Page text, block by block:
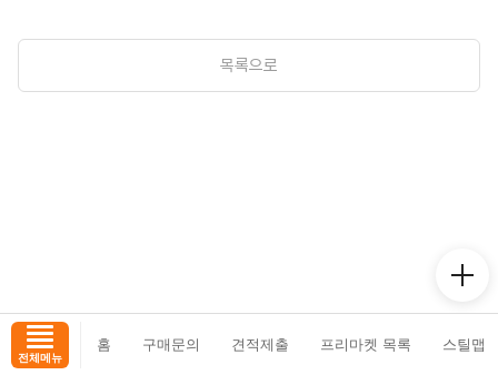
목록으로
전체메뉴
홈 구매문의 견적제출 프리마켓 목록 스틸맵